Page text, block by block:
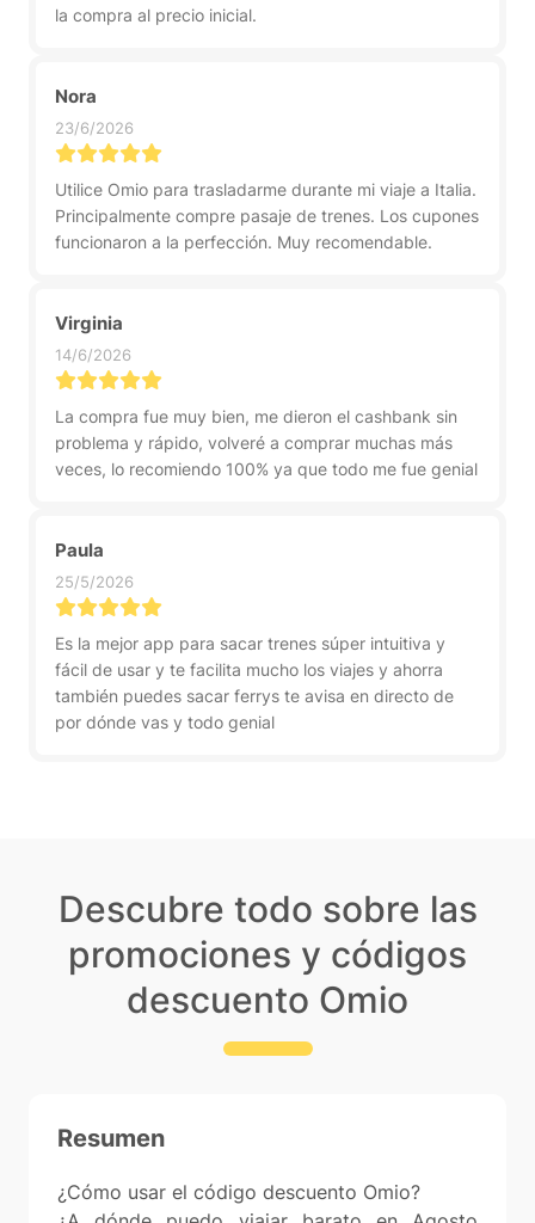
la compra al precio inicial.
Nora
23/6/2026
Utilice Omio para trasladarme durante mi viaje a Italia.
Principalmente compre pasaje de trenes. Los cupones
funcionaron a la perfección. Muy recomendable.
Virginia
14/6/2026
La compra fue muy bien, me dieron el cashbank sin
problema y rápido, volveré a comprar muchas más
veces, lo recomiendo 100% ya que todo me fue genial
Paula
25/5/2026
Es la mejor app para sacar trenes súper intuitiva y
fácil de usar y te facilita mucho los viajes y ahorra
también puedes sacar ferrys te avisa en directo de
por dónde vas y todo genial
Descubre todo sobre las
promociones y códigos
descuento Omio
Resumen
¿Cómo usar el código descuento Omio?